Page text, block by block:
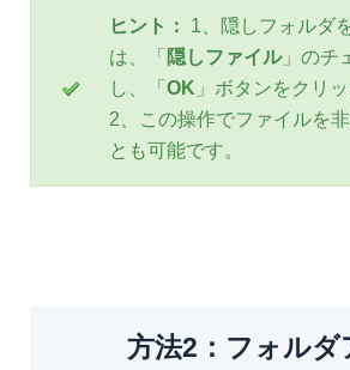
ヒント：
1、隠しフォルダ
は、「 隠しファイル」のチ
し、「 OK 」ボタンをクリ
2、この操作でファイルを
とも可能です。
方法2：フォルダ